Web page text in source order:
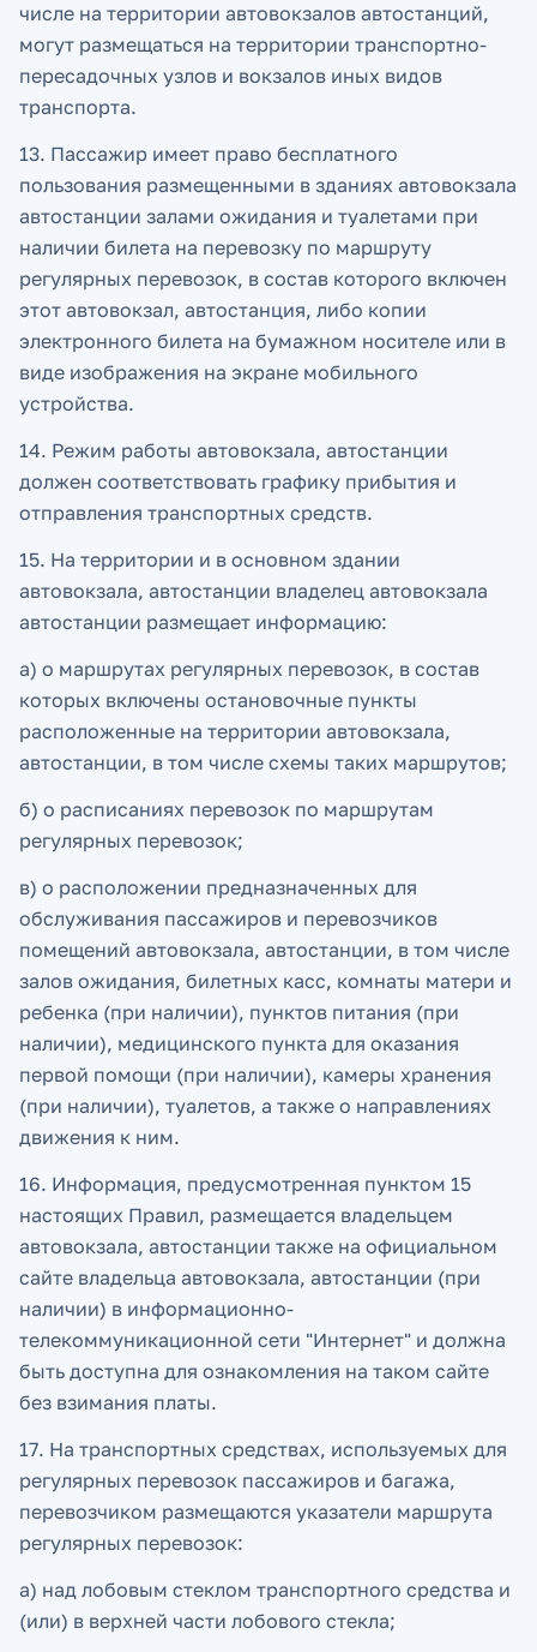
числе на территории автовокзалов автостанций,
могут размещаться на территории транспортно-
пересадочных узлов и вокзалов иных видов
транспорта.
13. Пассажир имеет право бесплатного
пользования размещенными в зданиях автовокзала
автостанции залами ожидания и туалетами при
наличии билета на перевозку по маршруту
регулярных перевозок, в состав которого включен
этот автовокзал, автостанция, либо копии
электронного билета на бумажном носителе или в
виде изображения на экране мобильного
устройства.
14. Режим работы автовокзала, автостанции
должен соответствовать графику прибытия и
отправления транспортных средств.
15. На территории и в основном здании
автовокзала, автостанции владелец автовокзала
автостанции размещает информацию:
а) о маршрутах регулярных перевозок, в состав
которых включены остановочные пункты
расположенные на территории автовокзала,
автостанции, в том числе схемы таких маршрутов;
б) о расписаниях перевозок по маршрутам
регулярных перевозок;
в) о расположении предназначенных для
обслуживания пассажиров и перевозчиков
помещений автовокзала, автостанции, в том числе
залов ожидания, билетных касс, комнаты матери и
ребенка (при наличии), пунктов питания (при
наличии), медицинского пункта для оказания
первой помощи (при наличии), камеры хранения
(при наличии), туалетов, а также о направлениях
движения к ним.
16. Информация, предусмотренная пунктом 15
настоящих Правил, размещается владельцем
автовокзала, автостанции также на официальном
сайте владельца автовокзала, автостанции (при
наличии) в информационно-
телекоммуникационной сети "Интернет" и должна
быть доступна для ознакомления на таком сайте
без взимания платы.
17. На транспортных средствах, используемых для
регулярных перевозок пассажиров и багажа,
перевозчиком размещаются указатели маршрута
регулярных перевозок:
а) над лобовым стеклом транспортного средства и
(или) в верхней части лобового стекла;